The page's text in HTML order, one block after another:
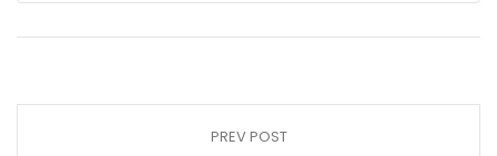
PREV POST